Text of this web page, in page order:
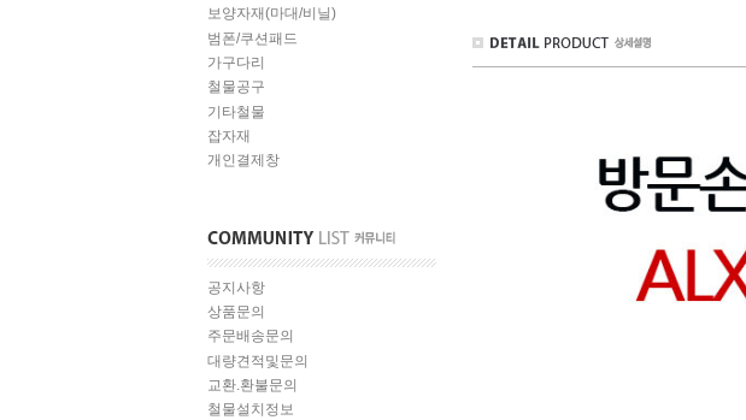
보양자재(마대/비닐)
범폰/쿠션패드
가구다리
철물공구
기타철물
잡자재
개인결제창
공지사항
상품문의
주문배송문의
대량견적및문의
교환.환불문의
철물설치정보